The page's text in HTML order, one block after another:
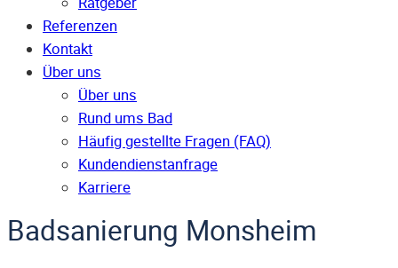
Referenzen
Kontakt
Über uns
Über uns
Rund ums Bad
Häufig gestellte Fragen (FAQ)
Kunden­dienst­anfrage
Karriere
Badsanierung Monsheim